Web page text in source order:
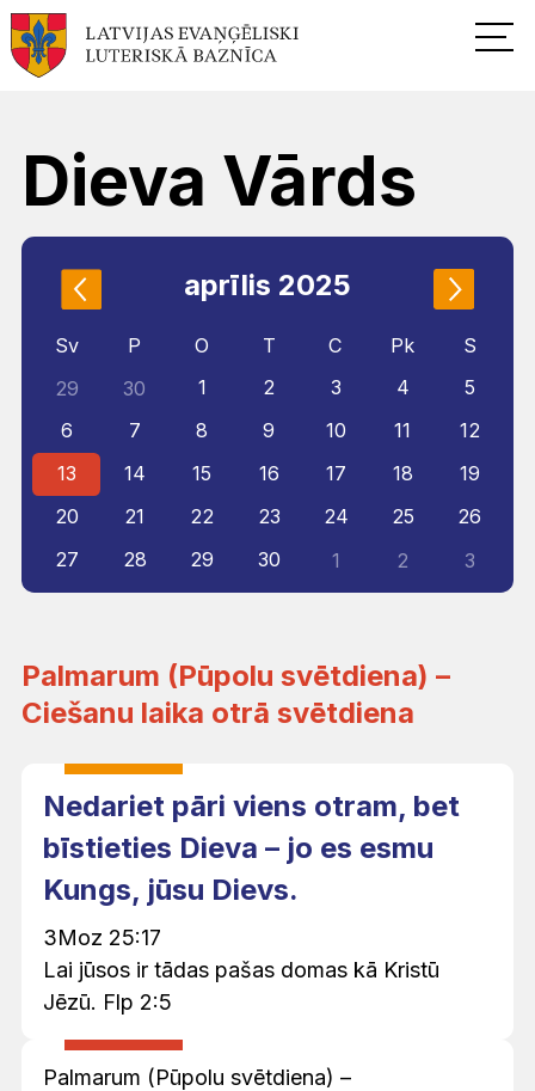
Dieva Vārds
Palmarum (Pūpolu svētdiena) –
Ciešanu laika otrā svētdiena
Nedariet pāri viens otram, bet
bīstieties Dieva – jo es esmu
Kungs, jūsu Dievs.
3Moz 25:17
Lai jūsos ir tādas pašas domas kā Kristū
Jēzū. Flp 2:5
Palmarum (Pūpolu svētdiena) –
aprīlis 2025
Sv P O T C Pk
S
29
30 1 2 3 4
5
6
7 8 9 10 11
12
13
14 15 16 17 18
19
20
21 22 23 24 25
26
27
28 29 30 1 2 3